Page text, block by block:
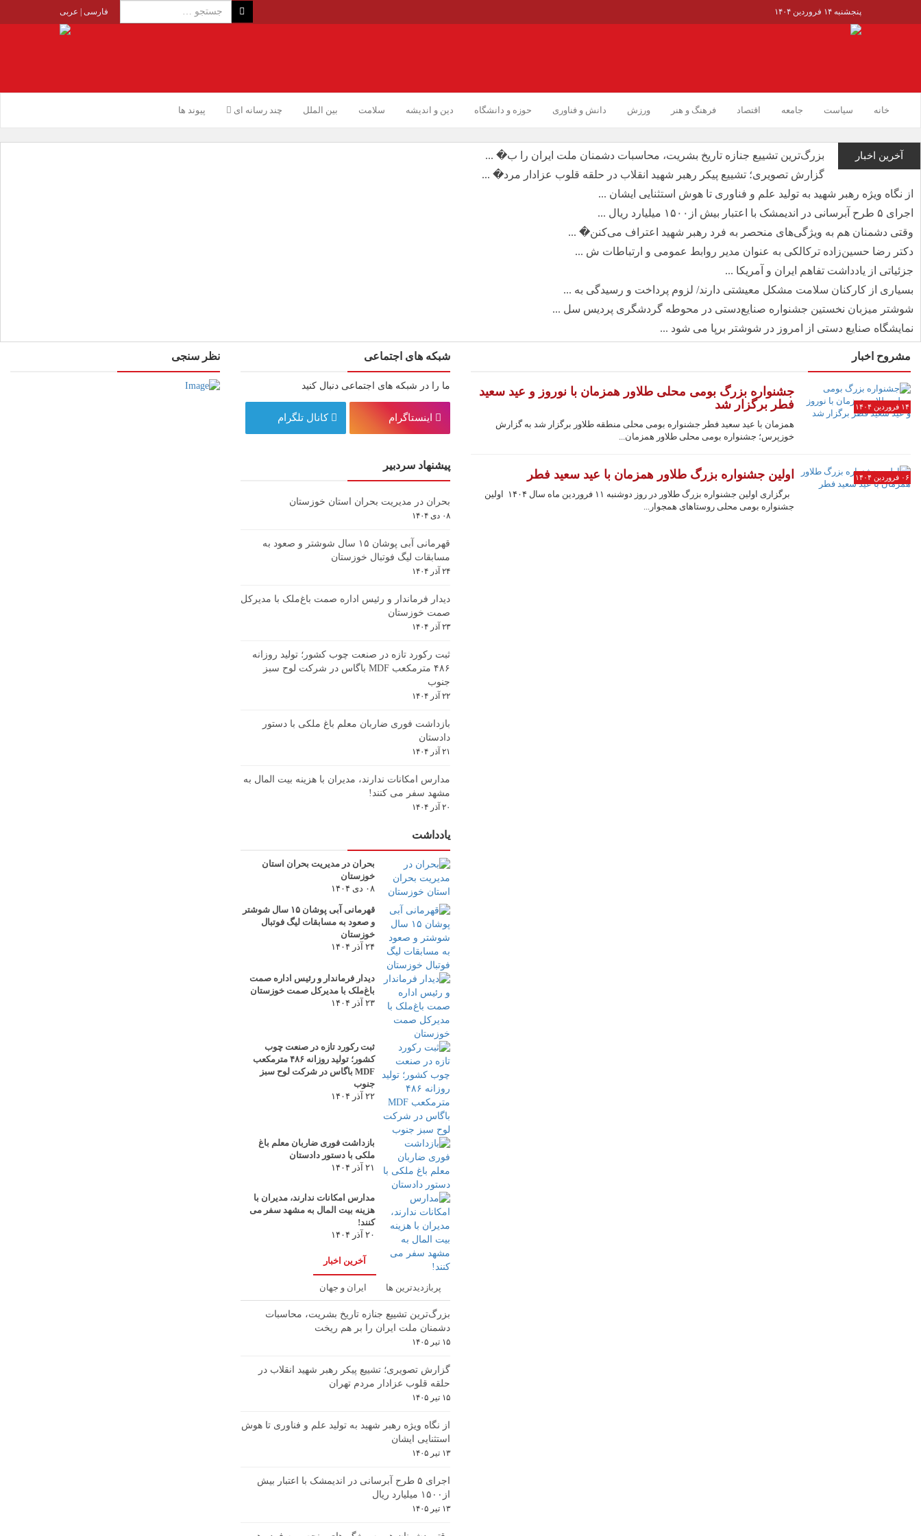
پنجشنبه ۱۴ فروردین ۱۴۰۴ فارسی عربی
خانه سیاست جامعه اقتصاد فرهنگ و هنر ورزش دانش و فناوری حوزه و دانشگاه دین و اندیشه سلامت بین الملل چند رسانه ای پیوند ها
آخرین اخبار
بزرگ‌ترین تشییع جنازه تاریخ بشریت، محاسبات دشمنان ملت ایران را ب� ...
گزارش تصویری؛ تشییع پیکر رهبر شهید انقلاب در حلقه قلوب عزادار مرد� ...
از نگاه ویژه رهبر شهید به تولید علم و فناوری تا هوش استثنایی ایشان ...
اجرای ۵ طرح آبرسانی در اندیمشک با اعتبار بیش از۱۵۰۰ میلیارد ریال ...
وقتی دشمنان هم به ویژگی‌های منحصر به فرد رهبر شهید اعتراف می‌کنن� ...
دکتر رضا حسین‌زاده ترکالکی به عنوان مدیر روابط عمومی و ارتباطات ش ...
جزئیاتی از یادداشت تفاهم ایران و آمریکا ...
بسیاری از کارکنان سلامت مشکل معیشتی دارند/ لزوم پرداخت و رسیدگی به ...
شوشتر میزبان نخستین جشنواره صنایع‌دستی در محوطه گردشگری پردیس سل ...
نمایشگاه صنایع دستی از امروز در شوشتر برپا می شود ...
مشروح اخبار
۱۴ فروردین ۱۴۰۴
جشنواره بزرگ بومی محلی طلاور همزمان با نوروز و عید سعید
فطر برگزار شد
همزمان با عید سعید فطر جشنواره بومی محلی منطقه طلاور برگزار شد به گزارش
خوزپرس؛ جشنواره بومی محلی طلاور همزمان...
۰۶ فروردین ۱۴۰۴ اولین جشنواره بزرگ طلاور همزمان با عید سعید فطر
برگزاری اولین جشنواره بزرگ طلاور در روز دوشنبه ۱۱ فروردین ماه سال ۱۴۰۴ اولین
جشنواره بومی محلی روستاهای همجوار...
شبکه های اجتماعی
ما را در شبکه های اجتماعی دنبال کنید
اینستاگرام کانال تلگرام
پیشنهاد سردبیر
بحران در مدیریت بحران استان خوزستان
۰۸ دی ۱۴۰۴
قهرمانی آبی پوشان ۱۵ سال شوشتر و صعود به
مسابقات لیگ فوتبال خوزستان
۲۴ آذر ۱۴۰۴
دیدار فرماندار و رئیس اداره صمت باغ‌ملک با مدیرکل
صمت خوزستان
۲۳ آذر ۱۴۰۴
ثبت رکورد تازه در صنعت چوب کشور؛ تولید روزانه
۴۸۶ مترمکعب MDF باگاس در شرکت لوح سبز
جنوب
۲۲ آذر ۱۴۰۴
بازداشت فوری ضاربان معلم باغ ملکی با دستور
دادستان
۲۱ آذر ۱۴۰۴
مدارس امکانات ندارند، مدیران با هزینه بیت المال به
مشهد سفر می کنند!
۲۰ آذر ۱۴۰۴
یادداشت
بحران در مدیریت بحران استان
خوزستان
۰۸ دی ۱۴۰۴
قهرمانی آبی پوشان ۱۵ سال شوشتر
و صعود به مسابقات لیگ فوتبال
خوزستان
۲۴ آذر ۱۴۰۴
دیدار فرماندار و رئیس اداره صمت
باغ‌ملک با مدیرکل صمت خوزستان
۲۳ آذر ۱۴۰۴
ثبت رکورد تازه در صنعت چوب
کشور؛ تولید روزانه ۴۸۶ مترمکعب
MDF باگاس در شرکت لوح سبز
جنوب
۲۲ آذر ۱۴۰۴
بازداشت فوری ضاربان معلم باغ
ملکی با دستور دادستان
۲۱ آذر ۱۴۰۴
مدارس امکانات ندارند، مدیران با
هزینه بیت المال به مشهد سفر می
کنند!
۲۰ آذر ۱۴۰۴
آخرین اخبار
پربازدیدترین ها ایران و جهان
بزرگ‌ترین تشییع جنازه تاریخ بشریت، محاسبات
دشمنان ملت ایران را بر هم ریخت
۱۵ تیر ۱۴۰۵
گزارش تصویری؛ تشییع پیکر رهبر شهید انقلاب در
حلقه قلوب عزادار مردم تهران
۱۵ تیر ۱۴۰۵
از نگاه ویژه رهبر شهید به تولید علم و فناوری تا هوش
استثنایی ایشان
۱۳ تیر ۱۴۰۵
اجرای ۵ طرح آبرسانی در اندیمشک با اعتبار بیش
از۱۵۰۰ میلیارد ریال
۱۳ تیر ۱۴۰۵
نظر سنجی